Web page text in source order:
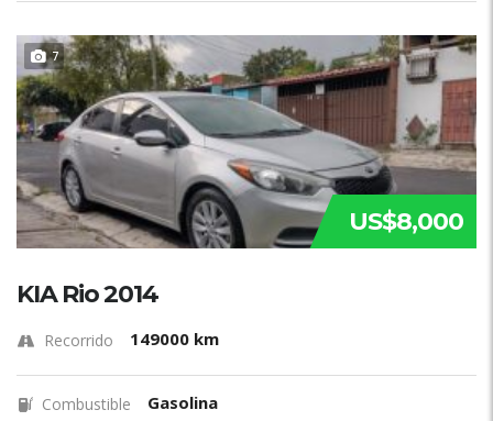
7
US$8,000
KIA Rio 2014
Recorrido 149000 km
Combustible Gasolina